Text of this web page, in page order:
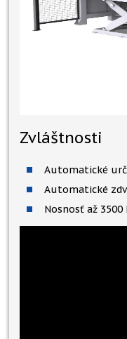
Zvláštnosti
Automatické
Automatické
Nosnosť až